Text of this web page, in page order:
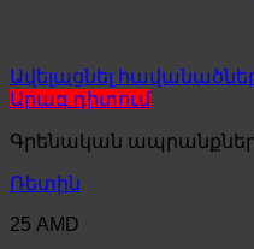
Ավելացնել
Արագ դիտում
Գրենական
Ռետին
25 AMD